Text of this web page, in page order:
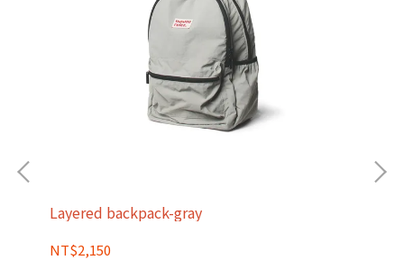
Layered backpack-gray
NT$2,150